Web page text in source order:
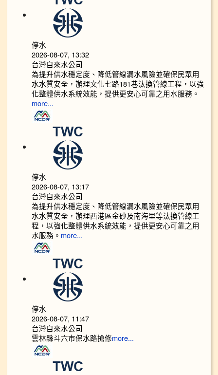
停水
2026-08-07, 13:32
台灣自來水公司
為提升供水穩定度、降低管線漏水風險並確保民眾用
水水質安全，辦理文化七路181巷汰換管線工程，以強
化整體供水系統效能，提供更安心可靠之用水服務。
more...
停水
2026-08-07, 13:17
台灣自來水公司
為提升供水穩定度、降低管線漏水風險並確保民眾用
水水質安全，辦理西港區金砂及南海里等汰換管線工
程，以強化整體供水系統效能，提供更安心可靠之用
水服務。 more...
停水
2026-08-07, 11:47
台灣自來水公司
雲林縣斗六市保水路搶修more...